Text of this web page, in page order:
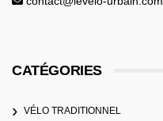
CATÉGORIES
VÉLO TRADITIONNEL